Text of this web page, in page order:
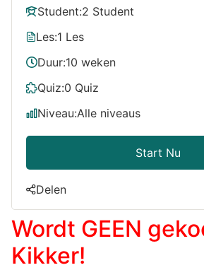
Wordt GEEN
Kikker!
Student:2 Student
Les:1 Les
Duur:10 weken
Quiz:0 Quiz
Niveau:Alle niveaus
Start Nu
Delen